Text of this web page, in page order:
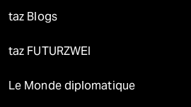
taz Blogs
taz FUTURZWEI
Le Monde diplomatique